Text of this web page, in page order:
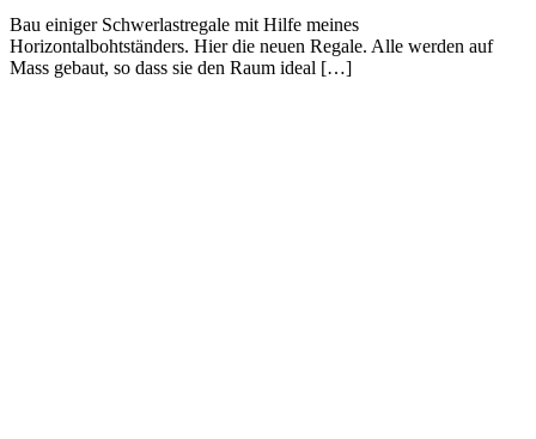
Bau einiger Schwerlastregale mit Hilfe meines
Horizontalbohtständers. Hier die neuen Regale. Alle werden auf
Mass gebaut, so dass sie den Raum ideal […]